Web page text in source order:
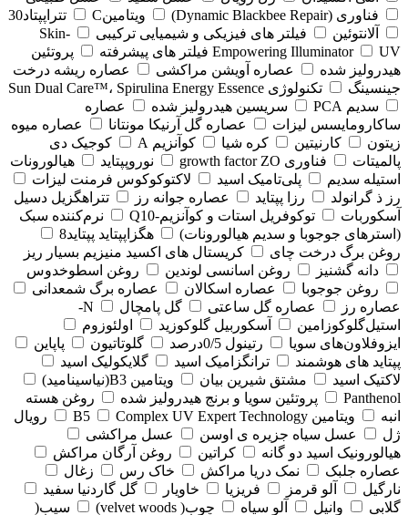
فناوری (‏Dynamic Blackbee Repair)
ویتامینC
تتراپپتاد30
آلانتوئین
فیلتر های فیزیکی و شیمیایی ترکیبی
Skin-
Empowering Illuminator
UV فیلتر های پیشرفته
پروتئین
هیدرولیز شده
عصاره آویشن مراکشی
عصاره ریشه درخت
جینسینگ
تکنولوژی Sun Dual Care™، Spirulina Energy Essence
سدیم PCA
سریسین هیدرولیز شده
عصاره
ساکارومایسس لیزات
عصاره گل آرنیکا مونتانا
عصاره میوه
زیتون
کارنیتین کره شیا کوآنزیم A
کوجیک دی
پالمیتات
فناوری growth factor ZO نوروپپتاید
هیالورونات
استیله سدیم
پلی‌تامیک اسید
لاکتوکوکوس فرمنت لیزات
رز ذ گرانولد
رزا پپتاید عصاره جوانه رز
تتراهگزیل دسیل
آسکوربات
توکوفریل استات و کوآنزیم-Q10
نرم‌کننده سبک
(استرهای جوجوبا و سدیم هیالورونات)
هگزاپپتاید پپتاید8
روغن برگ درخت چای
کریستال های اکسید منیزیم بسیار ریز
دانه گشنیز
روغن اسانسی لوندین
روغن اسطوخدوس
روغن جوجوبا
عصاره اسکالان
عصاره برگ شمعدانی
عصاره رز
عصاره گل ساعتی گل پامچال
N-
استیل‌گلوکوزامین
آسکوربیل گلوکوزید
اولئوزوم
ایزوفلاون‌های سویا
رتینول 0/5درصد گلوتاتیون
پاپاین
پپتاید های هوشمند
ترانگزامیک اسید
گلایکولیک اسید
لاکتیک اسید
مشتق شیرین بیان
ویتامین B3(نیاسینامید)
Panthenol
پروتئین سویا و برنج هیدرولیز شده
روغن هسته
انبه
ویتامین B5 Complex UV Expert Technology
رویال
ژل
عسل سیاه جزیره ی اوسن
عسل مراکشی
هیالورونیک اسید دو گانه
کراتین
روغن آرگان مراکش
عصاره جلبک
نمک دریا مراکش خاک رس
زغال
نارگیل
آلو قرمز فریزیا خاویار
گل گاردنیا سفید
گلابی
وانیل آلو سیاه چوب( velvet woods) سیب(